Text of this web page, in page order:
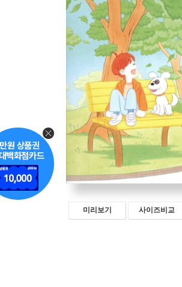
미리보기 사이즈비교